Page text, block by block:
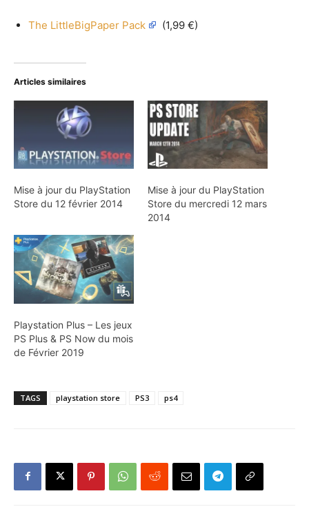
The LittleBigPaper Pack (1,99 €)
Articles similaires
Mise à jour du PlayStation
Store du 12 février 2014
Mise à jour du PlayStation
Store du mercredi 12 mars
2014
Playstation Plus – Les jeux
PS Plus & PS Now du mois
de Février 2019
TAGS playstation store PS3 ps4